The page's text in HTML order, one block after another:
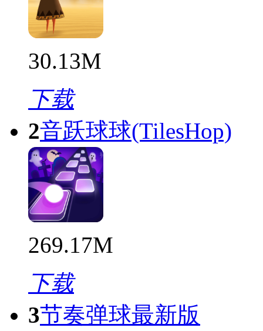
30.13M
下载
2音跃球球(TilesHop)
269.17M
下载
3节奏弹球最新版